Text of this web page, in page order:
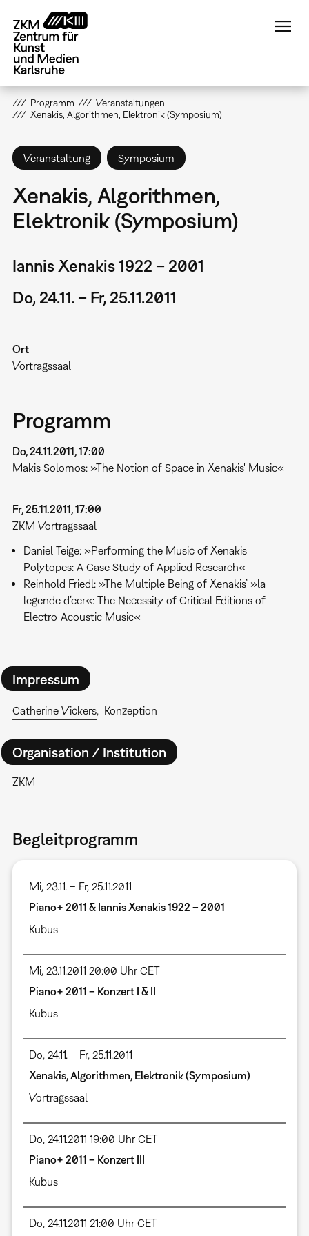
zum
Inhalt
Programm
Veranstaltungen
Xenakis, Algorithmen, Elektronik (Symposium)
Veranstaltung Symposium
Xenakis, Algorithmen,
Elektronik (Symposium)
Iannis Xenakis 1922 – 2001
Do, 24.11. – Fr, 25.11.2011
Ort
Vortragssaal
Programm
Do, 24.11.2011, 17:00
Makis Solomos: »The Notion of Space in Xenakis' Music«
Fr, 25.11.2011, 17:00
ZKM_Vortragssaal
Daniel Teige: »Performing the Music of Xenakis
Polytopes: A Case Study of Applied Research«
Reinhold Friedl: »The Multiple Being of Xenakis’ »la
legende d’eer«: The Necessity of Critical Editions of
Electro-Acoustic Music«
Impressum
Catherine Vickers Konzeption
Organisation / Institution
ZKM
Begleitprogramm
Mi, 23.11. – Fr, 25.11.2011
Piano+ 2011 & Iannis Xenakis 1922 – 2001
Kubus
Mi, 23.11.2011 20:00 Uhr CET
Piano+ 2011 – Konzert I & II
Kubus
Do, 24.11. – Fr, 25.11.2011
Xenakis, Algorithmen, Elektronik (Symposium)
Vortragssaal
Do, 24.11.2011 19:00 Uhr CET
Piano+ 2011 – Konzert III
Kubus
Do, 24.11.2011 21:00 Uhr CET